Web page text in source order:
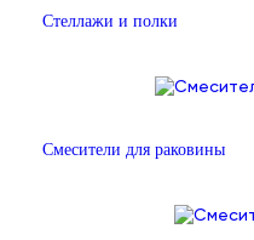
Стеллажи и полки
Смесители для раковины